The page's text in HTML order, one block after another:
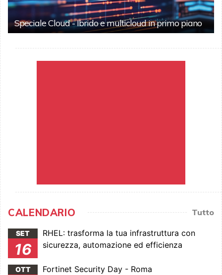
Speciale Cloud - Ibrido e multicloud in primo piano
CALENDARIO Tutto
SET
16
RHEL: trasforma la tua infrastruttura con
sicurezza, automazione ed efficienza
OTT Fortinet Security Day - Roma